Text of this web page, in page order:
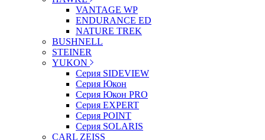
VANTAGE WP
ENDURANCE ED
NATURE TREK
BUSHNELL
STEINER
YUKON
Серия SIDEVIEW
Серия Юкон
Серия Юкон PRO
Серия EXPERT
Серия POINT
Серия SOLARIS
CARL ZEISS